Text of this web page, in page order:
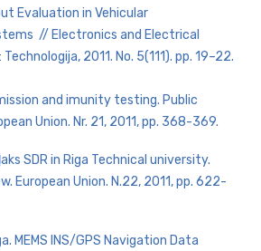
Evaluation in Vehicular
// Electronics and Electrical
2011. No. 5(111). pp. 19–22.
and imunity testing. Public
Union. Nr. 21, 2011, pp. 368-369.
SDR in Riga Technical university.
European Union. N.22, 2011, pp. 622-
MEMS INS/GPS Navigation Data